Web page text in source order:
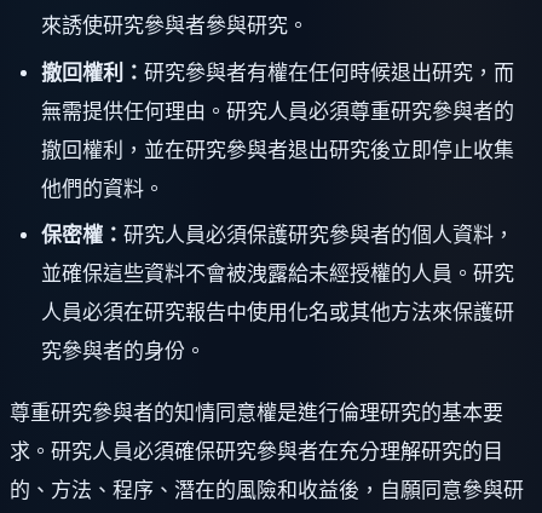
來誘使研究參與者參與研究。
撤回權利： 研究參與者有權在任何時候退出研究，而
無需提供任何理由。研究人員必須尊重研究參與者的
撤回權利，並在研究參與者退出研究後立即停止收集
他們的資料。
保密權： 研究人員必須保護研究參與者的個人資料，
並確保這些資料不會被洩露給未經授權的人員。研究
人員必須在研究報告中使用化名或其他方法來保護研
究參與者的身份。
尊重研究參與者的知情同意權是進行倫理研究的基本要
求。研究人員必須確保研究參與者在充分理解研究的目
的、方法、程序、潛在的風險和收益後，自願同意參與研